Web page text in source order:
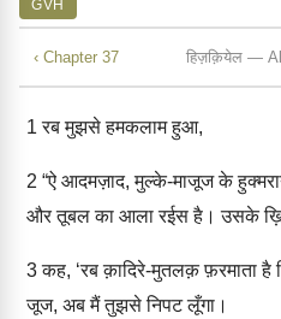
GVH
‹ Chapter 37 हिज़क़ियेल —
1 रब मुझसे हमकलाम हुआ,
2 “ऐ आदमज़ाद, मुल्के-माजूज के
और तूबल का आला रईस है। उसके
3कह, ‘रब क़ादिरे-मुतलक़ फ़रमाता
जूज, अब मैं तुझसे निपट लूँगा।